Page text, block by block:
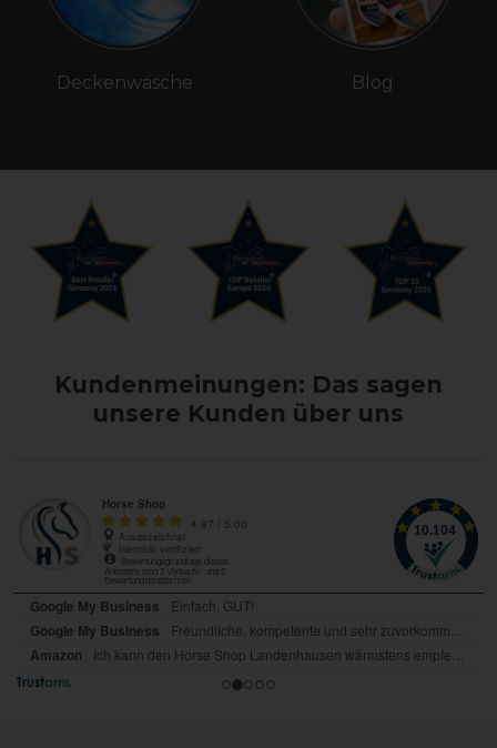
Deckenwäsche Blog
Kundenmeinungen: Das sagen
unsere Kunden über uns